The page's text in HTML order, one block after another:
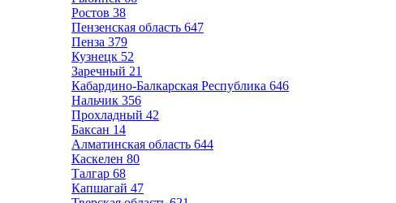
Ростов 38
Пензенская область 647
Пенза 379
Кузнецк 52
Заречный 21
Кабардино-Балкарская Республика 646
Нальчик 356
Прохладный 42
Баксан 14
Алматинская область 644
Каскелен 80
Талгар 68
Капшагай 47